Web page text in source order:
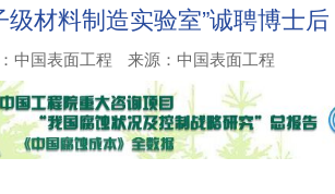
材料制造实验室”诚聘博士后
中国表面工程 来源：中国表面工程